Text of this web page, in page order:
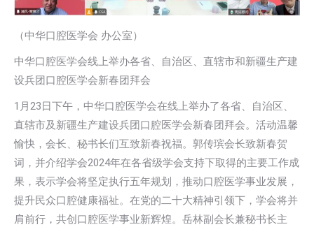
（中华口腔医学会 办公室）
中华口腔医学会线上举办各省、自治区、直辖市和新疆生产建
设兵团口腔医学会新春团拜会
1月23日下午，中华口腔医学会在线上举办了各省、自治区、
直辖市及新疆生产建设兵团口腔医学会新春团拜会。活动温馨
愉快，会长、秘书长们互致新春祝福。郭传瑸会长致新春贺
词，并介绍学会2024年在各省级学会支持下取得的主要工作成
果，表示学会将坚定执行五年规划，推动口腔医学事业发展，
提升民众口腔健康福祉。在党的二十大精神引领下，学会将并
肩前行，共创口腔医学事业新辉煌。岳林副会长兼秘书长主